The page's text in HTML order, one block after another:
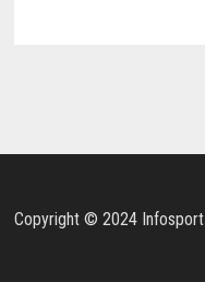
Copyright © 2024 Infosport